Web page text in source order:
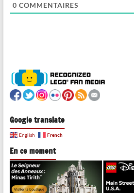
0 COMMENTAIRES
Google translate
English French
En ce moment